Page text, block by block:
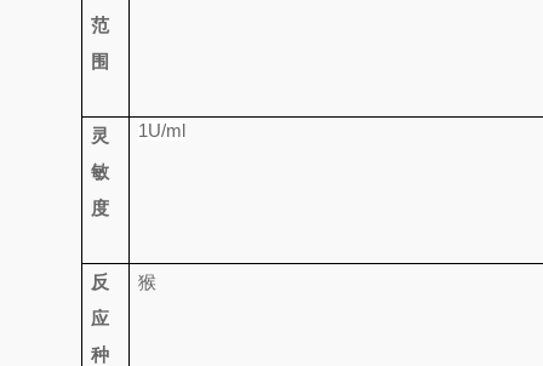
范
围
灵
敏
度
1U/ml
反
应
种
猴